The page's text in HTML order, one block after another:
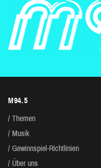
M94.5
Themen
Musik
Gewinnspiel-Richtlinien
Über uns